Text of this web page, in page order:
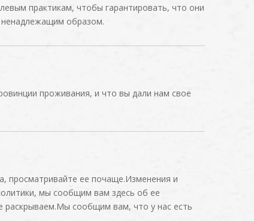
практикам, чтобы гарантировать, что они
ненадлежащим образом.
проживания, и что вы дали нам свое
просматривайте ее почаще.Изменения и
мы сообщим вам здесь об ее
раскрываем.Мы сообщим вам, что у нас есть